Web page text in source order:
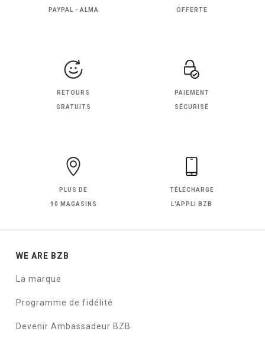
PAYPAL - ALMA OFFERTE
RETOURS
GRATUITS
PAIEMENT
SÉCURISÉ
PLUS DE
90 MAGASINS
TÉLÉCHARGE
L'APPLI BZB
WE ARE BZB
La marque
Programme de fidélité
Devenir Ambassadeur BZB